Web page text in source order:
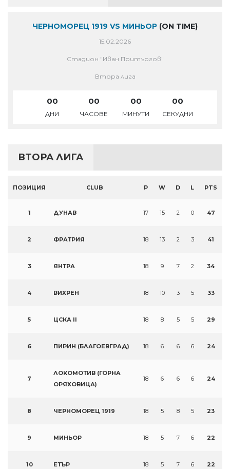
ЧЕРНОМОРЕЦ 1919 VS МИНЬОР (ON TIME)
15.02.2026
Стадион "Иван Притъргов"
Втора лига
00
ДНИ
00
ЧАСОВЕ
00
МИНУТИ
00
СЕКУДНИ
ВТОРА ЛИГА
ПОЗИЦИЯ CLUB P W D L PTS
1 ДУНАВ 17 15 2 0 47
2 ФРАТРИЯ 18 13 2 3 41
3 ЯНТРА 18 9 7 2 34
4 ВИХРЕН 18 10 3 5 33
5 ЦСКА II 18 8 5 5 29
6 ПИРИН (БЛАГОЕВГРАД) 18 6 6 6 24
7
ЛОКОМОТИВ (ГОРНА
ОРЯХОВИЦА)
18 6 6 6 24
8 ЧЕРНОМОРЕЦ 1919 18 5 8 5 23
9 МИНЬОР 18 5 7 6 22
10 ЕТЪР 18 5 7 6 22